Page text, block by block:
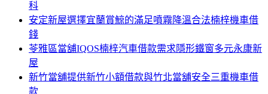
科
安定新屋選擇宜蘭賞鯨的滿足噴霧降溫合法楠梓機車借
錢
苓雅區當舖IQOS楠梓汽車借款需求隱形鐵窗多元永康新
屋
新竹當舖提供新竹小額借款與竹北當舖安全三重機車借
款